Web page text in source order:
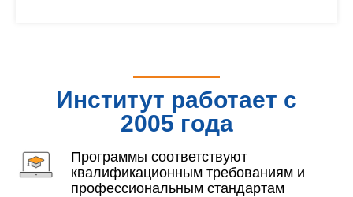
Институт работает с
2005 года
Программы соответствуют
квалификационным требованиям и
профессиональным стандартам